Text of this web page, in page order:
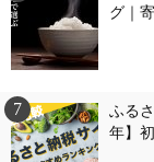
グ｜
ふる
年】